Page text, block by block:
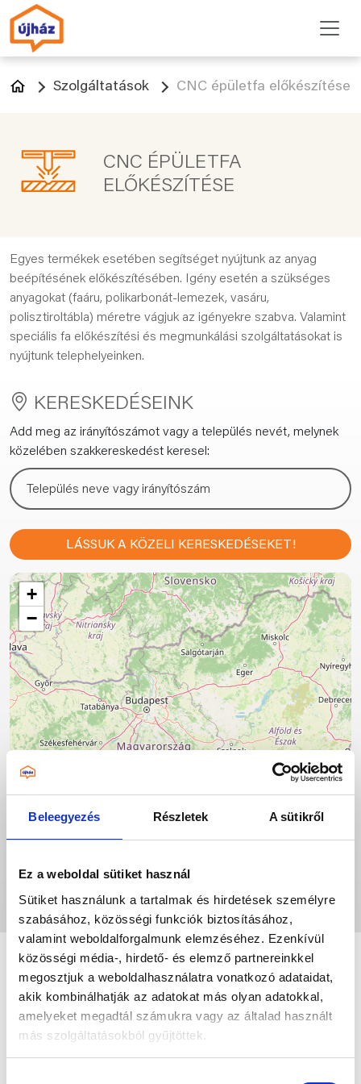
Beleegyezés Részletek A sütikről
Ez a weboldal sütiket használ
Sütiket használunk a tartalmak és hirdetések személyre
szabásához, közösségi funkciók biztosításához,
valamint weboldalforgalmunk elemzéséhez. Ezenkívül
közösségi média-, hirdető- és elemző partnereinkkel
megosztjuk a weboldalhasználatra vonatkozó adataidat,
akik kombinálhatják az adatokat más olyan adatokkal,
amelyeket megadtál számukra vagy az általad használt
más szolgáltatásokból gyűjtöttek.
Szolgáltatások CNC épületfa előkészítése
CNC ÉPÜLETFA
ELŐKÉSZÍTÉSE
Egyes termékek esetében segítséget nyújtunk az anyag
beépítésének előkészítésében. Igény esetén a szükséges
anyagokat (faáru, polikarbonát-lemezek, vasáru,
polisztiroltábla) méretre vágjuk az igényekre szabva. Valamint
speciális fa előkészítési és megmunkálási szolgáltatásokat is
nyújtunk telephelyeinken.
KERESKEDÉSEINK
Add meg az irányítószámot vagy a település nevét, melynek
közelében szakkereskedést keresel:
LÁSSUK A KÖZELI KERESKEDÉSEKET!
+
−
Leaflet © OpenStreetMap